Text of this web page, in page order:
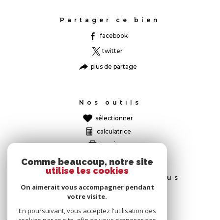
Partager ce bien
facebook
twitter
plus de partage
Nos outils
sélectionner
calculatrice
imprimer
Ces biens peuvent vous
intéresser
Comme beaucoup, notre site
utilise les cookies
On aimerait vous accompagner pendant
votre visite.
En poursuivant, vous acceptez l'utilisation des